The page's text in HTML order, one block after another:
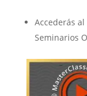
Accederás
Seminarios